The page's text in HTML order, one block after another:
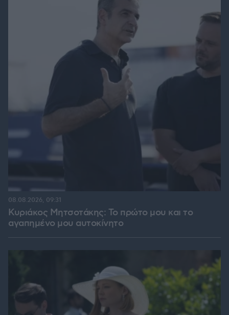
Κυριάκος Μητσοτάκης: Το πρώτο μου και το
αγαπημένο μου αυτοκίνητο
08.08.2026, 09:31